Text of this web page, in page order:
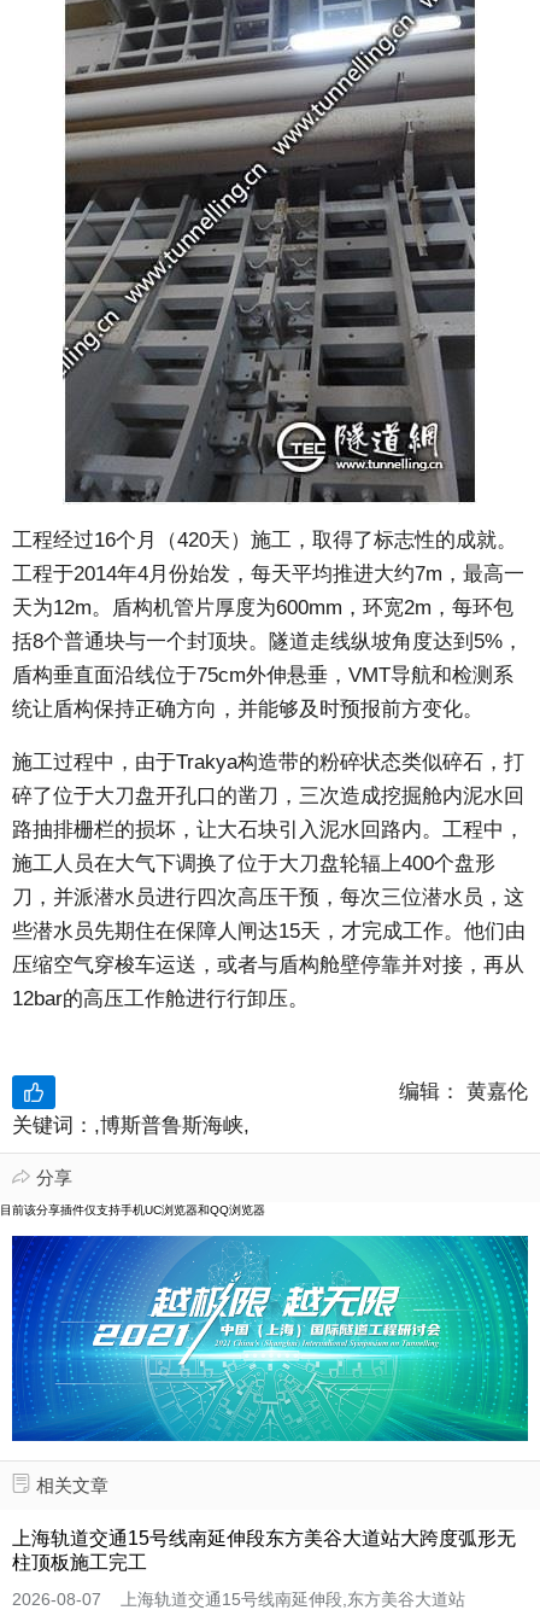
工程经过16个月（420天）施工，取得了标志性的成就。
工程于2014年4月份始发，每天平均推进大约7m，最高一
天为12m。盾构机管片厚度为600mm，环宽2m，每环包
括8个普通块与一个封顶块。隧道走线纵坡角度达到5%，
盾构垂直面沿线位于75cm外伸悬垂，VMT导航和检测系
统让盾构保持正确方向，并能够及时预报前方变化。
施工过程中，由于Trakya构造带的粉碎状态类似碎石，打
碎了位于大刀盘开孔口的凿刀，三次造成挖掘舱内泥水回
路抽排栅栏的损坏，让大石块引入泥水回路内。工程中，
施工人员在大气下调换了位于大刀盘轮辐上400个盘形
刀，并派潜水员进行四次高压干预，每次三位潜水员，这
些潜水员先期住在保障人闸达15天，才完成工作。他们由
压缩空气穿梭车运送，或者与盾构舱壁停靠并对接，再从
12bar的高压工作舱进行行卸压。
编辑： 黄嘉伦
关键词： ,博斯普鲁斯海峡,
 分享
目前该分享插件仅支持手机UC浏览器和QQ浏览器
 相关文章
上海轨道交通15号线南延伸段东方美谷大道站大跨度弧形无
柱顶板施工完工
2026-08-07 上海轨道交通15号线南延伸段,东方美谷大道站